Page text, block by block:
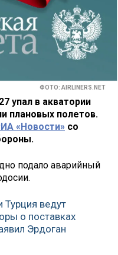
ФОТО: AIRLINERS.NET
упал в акватории
плановых полетов.
«Новости» со
подало аварийный
Турция ведут
о поставках
Эрдоган